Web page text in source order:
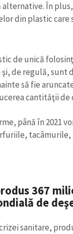
În
din plastic care
de unică
de regulă, sunt
să fie
cantităţii de
până în 2021
367
de
sanitare,
Titlu știre
Fotografie
Link media